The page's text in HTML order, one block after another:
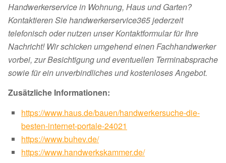
Handwerkerservice in Wohnung, Haus und Garten?
Kontaktieren Sie handwerkerservice365 jederzeit
telefonisch oder nutzen unser Kontaktformular für Ihre
Nachricht! Wir schicken umgehend einen Fachhandwerker
vorbei, zur Besichtigung und eventuellen Terminabsprache
sowie für ein unverbindliches und kostenloses Angebot.
Zusätzliche Informationen:
https://www.haus.de/bauen/handwerkersuche-die-
besten-internet-portale-24021
https://www.buhev.de/
https://www.handwerkskammer.de/